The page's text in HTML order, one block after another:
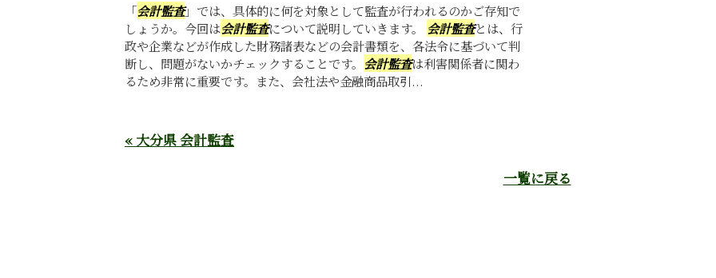
「会計監査」では、具体的に何を対象として監査が行われるのかご存知で
しょうか。今回は会計監査について説明していきます。 会計監査とは、行
政や企業などが作成した財務諸表などの会計書類を、各法令に基づいて判
断し、問題がないかチェックすることです。 会計監査は利害関係者に関わ
るため非常に重要です。また、会社法や金融商品取引...
« 大分県 会計監査
一覧に戻る